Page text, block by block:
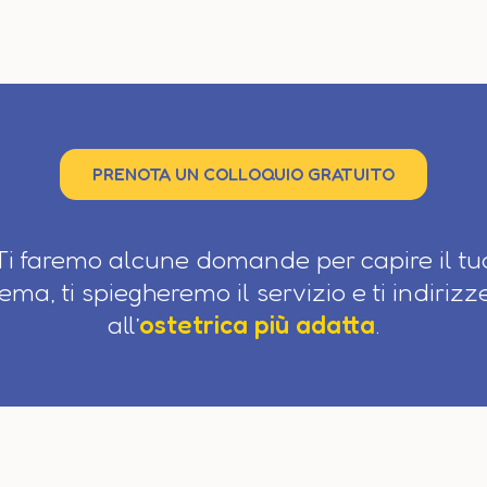
PRENOTA UN COLLOQUIO GRATUITO
faremo alcune domande per capire il
ti spiegheremo il servizio e ti
all’ostetrica più adatta.